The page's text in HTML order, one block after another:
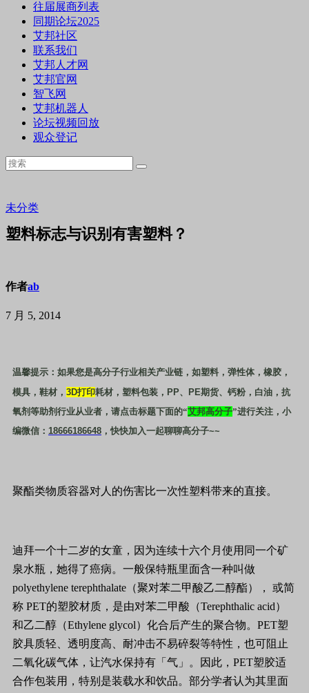
往届展商列表
同期论坛2025
艾邦社区
联系我们
艾邦人才网
艾邦官网
智飞网
艾邦机器人
论坛视频回放
观众登记
未分类
塑料标志与识别有害塑料？
作者ab
7 月 5, 2014
温馨提示：如果您是高分子行业相关产业链，如塑料，弹性体，橡胶，
模具，鞋材， 3D打印耗材，塑料包装， PP、 PE期货、钙粉，白油，抗
氧剂等助剂行业从业者，请点击标题下面的“艾邦高分子”进行关注，小
编微信： 18666186648 ，快快加入一起聊聊高分子~~
聚酯类物质容器对人的伤害比一次性塑料带来的直接。
迪拜一个十二岁的女童，因为连续十六个月使用同一个矿
泉水瓶，她得了癌病。一般保特瓶里面含一种叫做
polyethylene terephthalate（聚对苯二甲酸乙二醇酯）， 或简
称 PET的塑胶材质，是由对苯二甲酸（Terephthalic acid）
和乙二醇（Ethylene glycol）化合后产生的聚合物。PET塑
胶具质轻、透明度高、耐冲击不易碎裂等特性，也可阻止
二氧化碳气体，让汽水保持有「气」。因此，PET塑胶适
合作包装用，特别是装载水和饮品。部分学者认为其里面